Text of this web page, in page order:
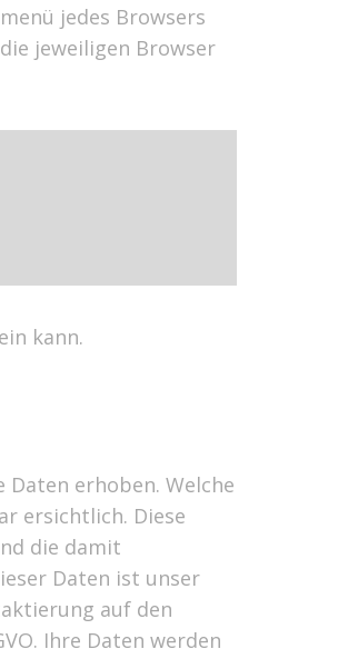
jedes Browsers
jeweiligen Browser
kann.
erhoben. Welche
ersichtlich. Diese
die damit
Daten ist unser
auf den
Ihre Daten werden